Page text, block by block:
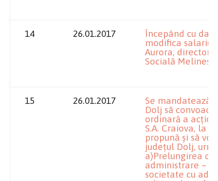
14 26.01.2017
Începând cu
modifica
Aurora, director
Socială Melineşti
15 26.01.2017
Se mandatează
Dolj să
ordinară a
S.A. Craiova, la
propună şi să
judeţul Dolj,
a)Prelungirea
administrare –
societate cu